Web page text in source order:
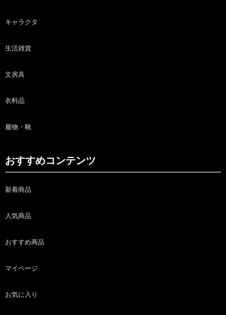
キャラクタ
生活雑貨
文房具
衣料品
履物・靴
おすすめコンテンツ
新着商品
人気商品
おすすめ商品
マイページ
お気に入り